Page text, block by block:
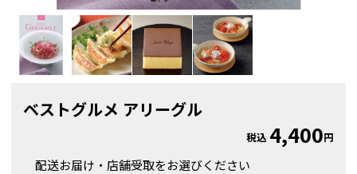
ベストグルメ アリーグル
税込 4,400円
配送お届け・店舗受取をお選びください